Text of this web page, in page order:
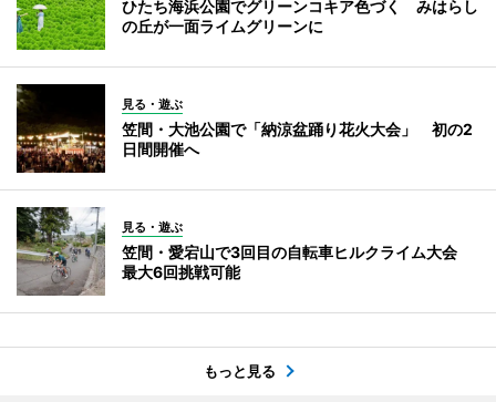
ひたち海浜公園でグリーンコキア色づく みはらし
の丘が一面ライムグリーンに
見る・遊ぶ
笠間・大池公園で「納涼盆踊り花火大会」 初の2
日間開催へ
見る・遊ぶ
笠間・愛宕山で3回目の自転車ヒルクライム大会
最大6回挑戦可能
もっと見る